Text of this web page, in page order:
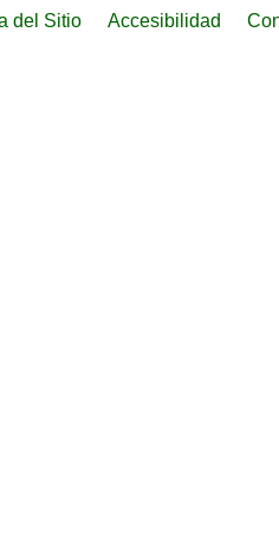
del Sitio Accesibilidad